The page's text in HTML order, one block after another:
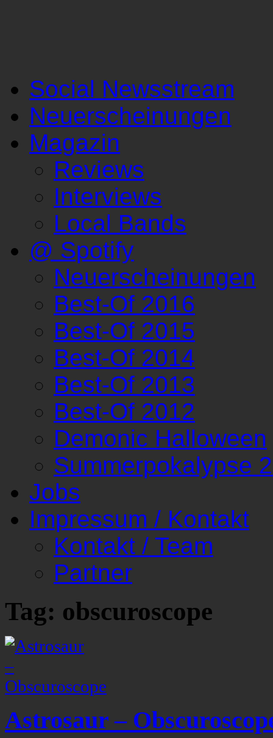
Social Newsstream
Neuerscheinungen
Magazin
Reviews
Interviews
Local Bands
@ Spotify
Neuerscheinungen
Best-Of 2016
Best-Of 2015
Best-Of 2014
Best-Of 2013
Best-Of 2012
Demonic Halloween
Summerpokalypse
Jobs
Impressum / Kontakt
Kontakt / Team
Partner
Tag: obscuroscope
Astrosaur –